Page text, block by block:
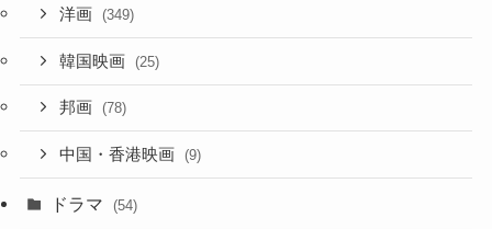
洋画 (349)
韓国映画 (25)
邦画 (78)
中国・香港映画 (9)
ドラマ (54)